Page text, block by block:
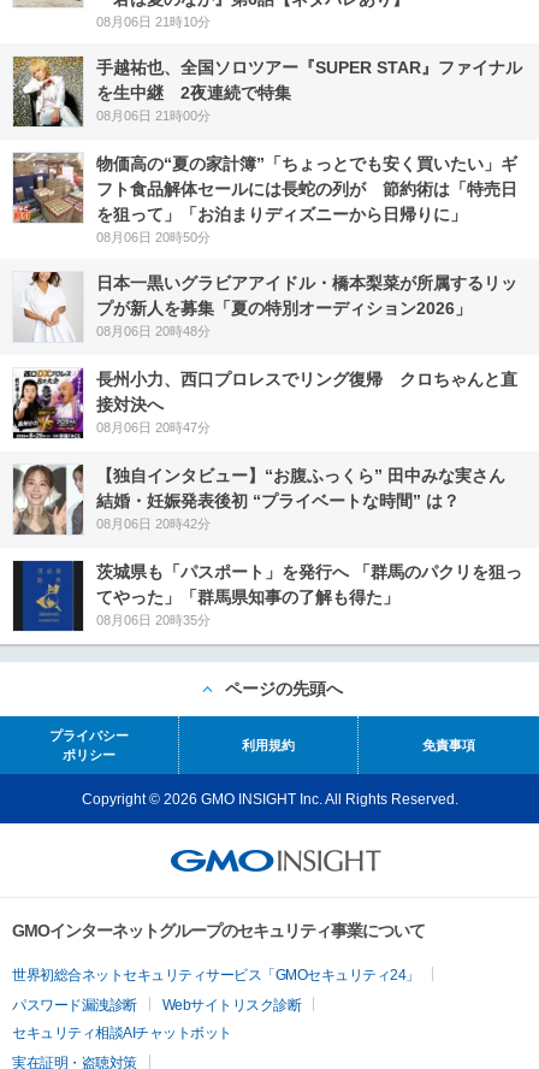
08月06日 21時10分
手越祐也、全国ソロツアー『SUPER STAR』ファイナル
を生中継 2夜連続で特集
08月06日 21時00分
物価高の“夏の家計簿”「ちょっとでも安く買いたい」ギ
フト食品解体セールには長蛇の列が 節約術は「特売日
を狙って」「お泊まりディズニーから日帰りに」
08月06日 20時50分
日本一黒いグラビアアイドル・橋本梨菜が所属するリッ
プが新人を募集「夏の特別オーディション2026」
08月06日 20時48分
長州小力、西口プロレスでリング復帰 クロちゃんと直
接対決へ
08月06日 20時47分
【独自インタビュー】“お腹ふっくら” 田中みな実さん
結婚・妊娠発表後初 “プライベートな時間” は？
08月06日 20時42分
茨城県も「パスポート」を発行へ 「群馬のパクリを狙っ
てやった」「群馬県知事の了解も得た」
08月06日 20時35分
ページの先頭へ
プライバシー
ポリシー
利用規約 免責事項
Copyright © 2026 GMO INSIGHT Inc. All Rights Reserved.
GMOインターネットグループのセキュリティ事業について
世界初総合ネットセキュリティサービス「GMOセキュリティ24」
パスワード漏洩診断
Webサイトリスク診断
セキュリティ相談AIチャットボット
実在証明・盗聴対策